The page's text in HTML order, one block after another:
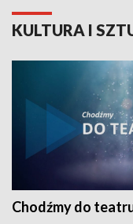
KULTURA I
Chodźmy do